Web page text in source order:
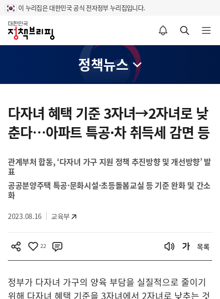
이 누리집은 대한민국 공식 전자정부 누리집입니다.
홈
알림설정 바로가기 검색 바로가기 메뉴 열기
정책뉴스
텐
츠
영
다자녀 혜택 기준 3자녀→2자녀로 낮
춘다…아파트 특공·차 취득세 감면 등
관계부처 합동, ‘다자녀 가구 지원 정책 추진방향 및 개선방향’ 발
표
공공분양주택 특공·문화시설·초등돌봄교실 등 기준 완화 및 간소
화
2023.08.16 교육부
22 목록
정부가 다자녀 가구의 양육 부담을 실질적으로 줄이기
위해 다자녀 혜택 기준을 3자녀에서 2자녀로 낮추는 것